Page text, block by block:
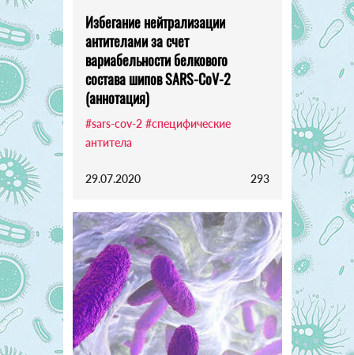
Избегание нейтрализации
антителами за счет
вариабельности белкового
состава шипов SARS-CoV-2
(аннотация)
#sars-cov-2 #специфические
антитела
29.07.2020 293